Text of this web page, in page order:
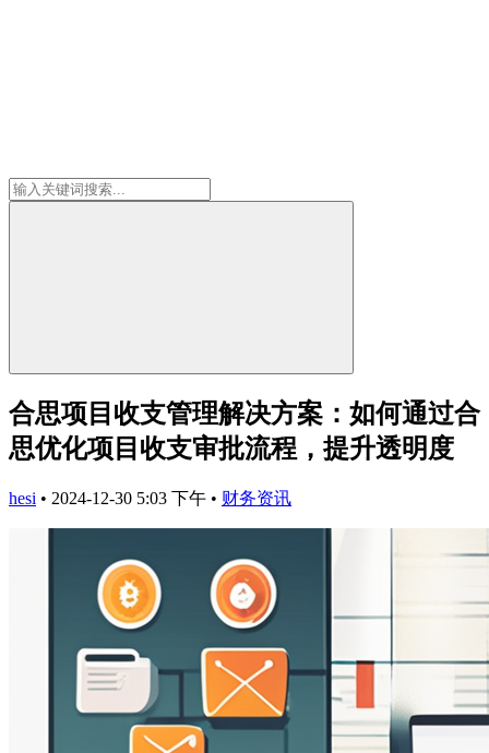
合思项目收支管理解决方案：如何通过合
思优化项目收支审批流程，提升透明度
hesi • 2024-12-30 5:03 下午 • 财务资讯